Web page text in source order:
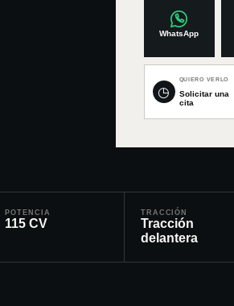
WhatsApp
◷
QUIERO VERLO
Solicitar una
cita
POTENCIA
115 CV
TRACCIÓN
Tracción
delantera